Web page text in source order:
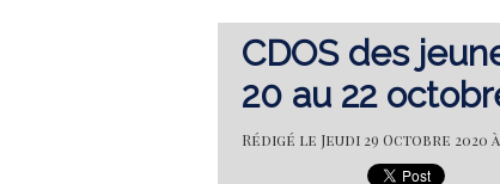
CDOS des
20 au 22
Rédigé le Jeudi 29 Octobre 2020 à